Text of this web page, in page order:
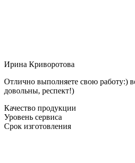
Ирина Криворотова
Отлично выполняете свою работу:)
довольны, респект!)
Качество продукции
Уровень сервиса
Срок изготовления